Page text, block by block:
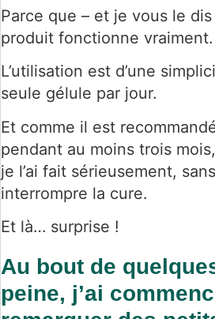
Parce que – et je vous le
produit fonctionne vraiment.
L’utilisation est d’une
seule gélule par jour.
Et comme il est
pendant au moins trois mois,
je l’ai fait sérieusement,
interrompre la cure.
Et là… surprise !
Au bout de
peine, j’ai